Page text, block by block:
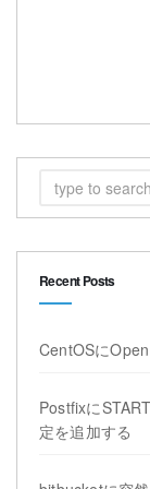
Recent Posts
CentOSに
Postfixに
定を追加する